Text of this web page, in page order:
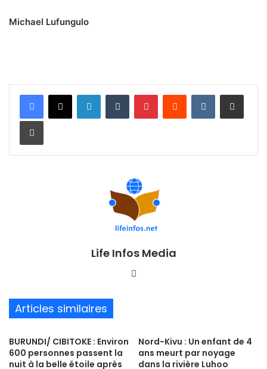
Michael Lufungulo
Life Infos Media
Articles similaires
BURUNDI/ CIBITOKE : Environ
600 personnes passent la
nuit à la belle étoile après
Nord-Kivu : Un enfant de 4
ans meurt par noyage
dans la rivière Luhoo